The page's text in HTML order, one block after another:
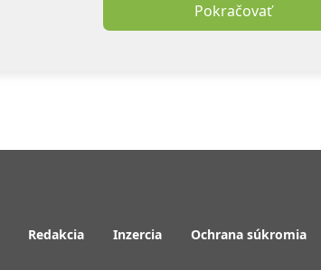
Pokračovať
Redakcia Inzercia Ochrana súkromia